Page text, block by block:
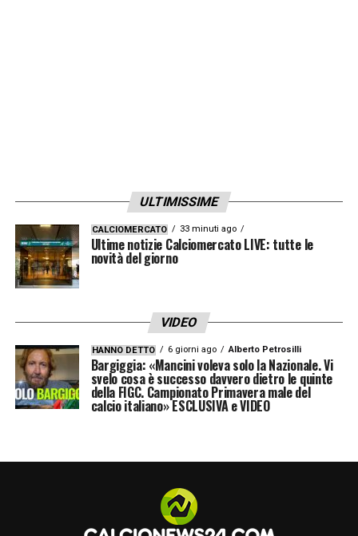
goleador venuto dal Nord Europa.
Informativa Lottomatica e Goldbet: fino a
100€ per ogni cartellino in Serie A
Per ogni cartellino ottieni 5€ fino a 100€ di
Verifica termini e condizioni tramite i
SCOPRI LA PROMO LOTTOMATICA
ULTIMISSIME
CALCIOMERCATO 33 minuti ago
Ultime notizie Calciomercato LIVE: tutte le
novità del giorno
VIDEO
HANNO DETTO 6 giorni ago Alberto Petrosilli
Bargiggia: «Mancini voleva solo la Nazionale. Vi
svelo cosa è successo davvero dietro le quinte
della FIGC. Campionato Primavera male del
calcio italiano» ESCLUSIVA e VIDEO